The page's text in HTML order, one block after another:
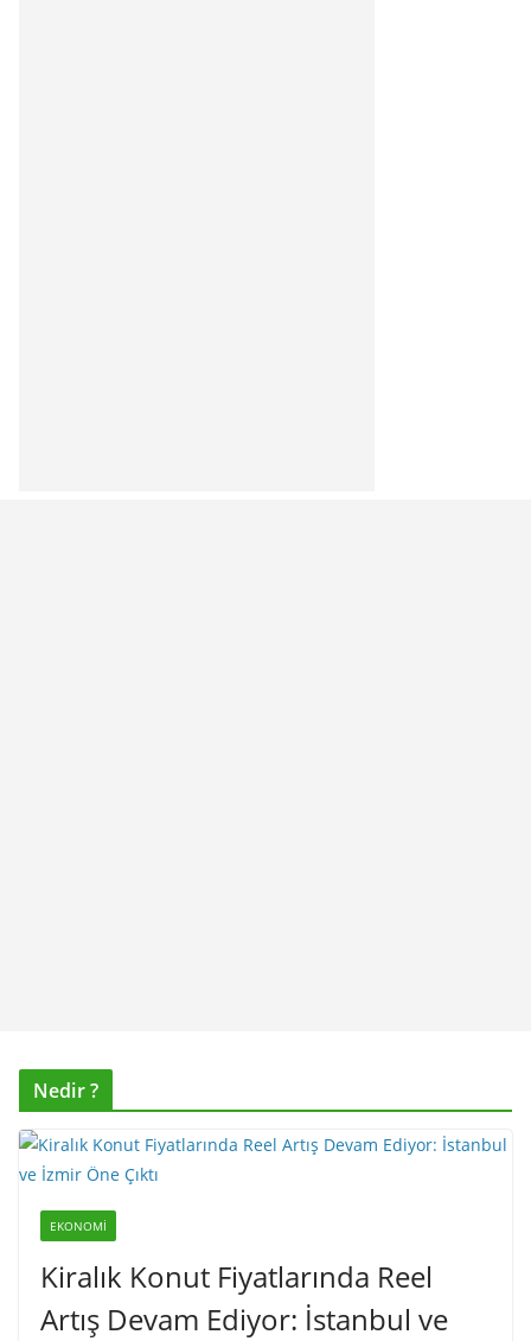
Nedir ?
EKONOMI
Kiralık Konut Fiyatlarında Reel
Artış Devam Ediyor: İstanbul ve